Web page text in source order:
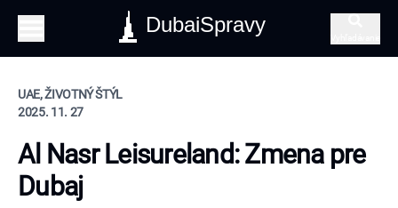
DubaiSpravy
UAE, ŽIVOTNÝ ŠTÝL
2025. 11. 27
Al Nasr Leisureland: Zmena pre
Dubaj